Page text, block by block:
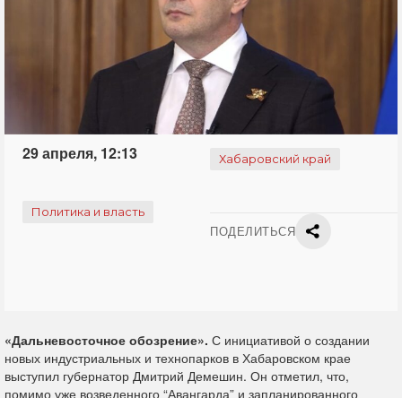
29 апреля, 12:13 Хабаровский край
Политика и власть
ПОДЕЛИТЬСЯ
«Дальневосточное обозрение». С инициативой о создании
новых индустриальных и технопарков в Хабаровском крае
выступил губернатор Дмитрий Демешин. Он отметил, что,
помимо уже возведенного “Авангарда” и запланированного